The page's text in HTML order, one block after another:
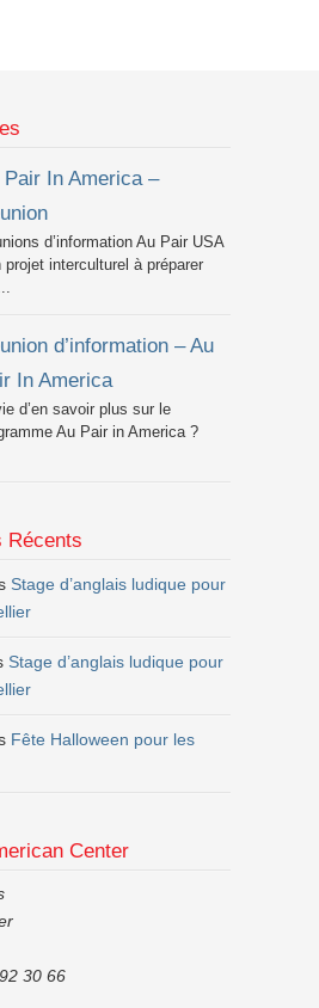
Pair In America –
d’information Au Pair USA
projet interculturel à préparer
d’information – Au
In America
d’en savoir plus sur le
Au Pair in America ?
Récents
Stage d’anglais ludique pour
Stage d’anglais ludique pour
Fête Halloween pour les
Center
30 66